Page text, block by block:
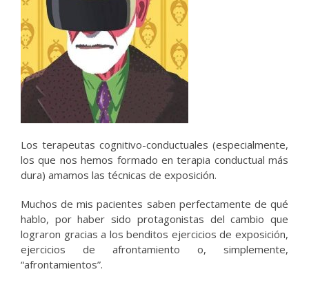
Los terapeutas cognitivo-conductuales (especialmente,
los que nos hemos formado en terapia conductual más
dura) amamos las técnicas de exposición.
Muchos de mis pacientes saben perfectamente de qué
hablo, por haber sido protagonistas del cambio que
lograron gracias a los benditos ejercicios de exposición,
ejercicios de afrontamiento o, simplemente,
“afrontamientos”.